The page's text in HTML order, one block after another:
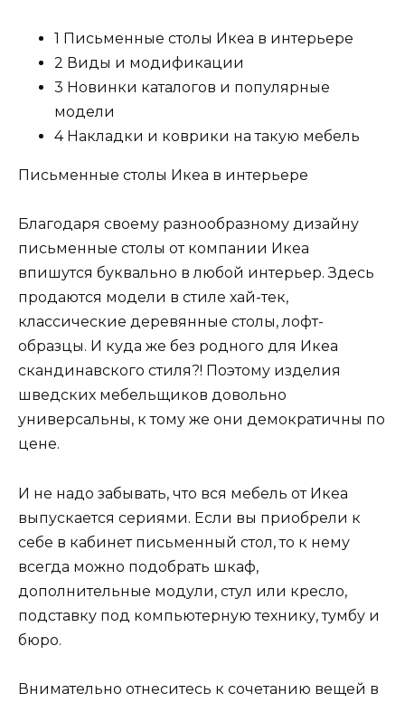
1 Письменные столы Икеа в интерьере
2 Виды и модификации
3 Новинки каталогов и популярные
модели
4 Накладки и коврики на такую мебель
Письменные столы Икеа в интерьере
Благодаря своему разнообразному дизайну
письменные столы от компании Икеа
впишутся буквально в любой интерьер. Здесь
продаются модели в стиле хай-тек,
классические деревянные столы, лофт-
образцы. И куда же без родного для Икеа
скандинавского стиля?! Поэтому изделия
шведских мебельщиков довольно
универсальны, к тому же они демократичны по
цене.
И не надо забывать, что вся мебель от Икеа
выпускается сериями. Если вы приобрели к
себе в кабинет письменный стол, то к нему
всегда можно подобрать шкаф,
дополнительные модули, стул или кресло,
подставку под компьютерную технику, тумбу и
бюро.
Внимательно отнеситесь к сочетанию вещей в